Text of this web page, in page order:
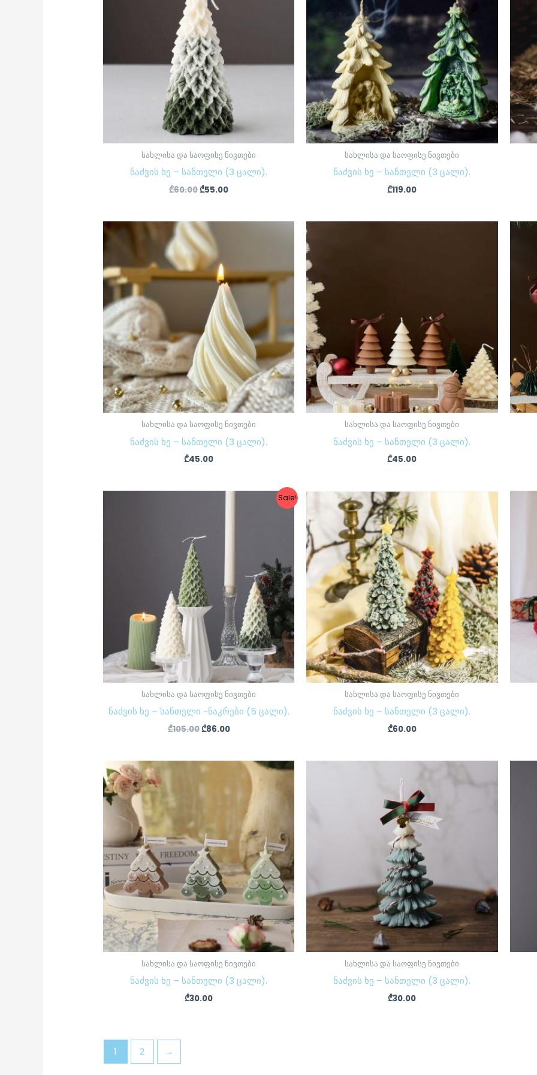
სახლისა და საოფისე ნივთები
ნაძვის ხე – სანთელი (3 ცალი).
₾60.00₾55.00
სახლისა და საოფისე ნივთები
ნაძვის ხე – სანთელი (3 ცალი).
₾119.00
სახლისა და საოფისე ნივთები
ნაძვის ხე – სანთელი (3 ცალი).
₾45.00
სახლისა და საოფისე ნივთები
ნაძვის ხე – სანთელი (3 ცალი).
₾45.00
Sale!
სახლისა და საოფისე ნივთები
ნაძვის ხე – სანთელი -ნაკრები (5 ცალი).
₾105.00₾86.00
სახლისა და საოფისე ნივთები
ნაძვის ხე – სანთელი (3 ცალი).
₾60.00
სახლისა და საოფისე ნივთები
ნაძვის ხე – სანთელი (3 ცალი).
₾30.00
სახლისა და საოფისე ნივთები
ნაძვის ხე – სანთელი (3 ცალი).
₾30.00
1 2 →